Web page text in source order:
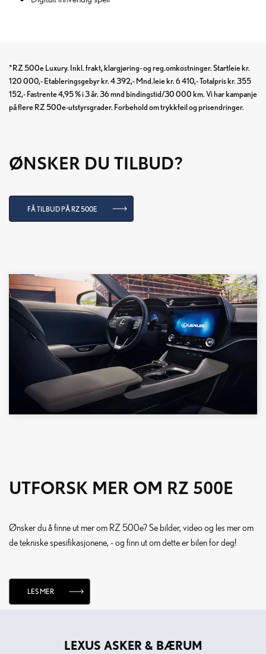
*RZ 500e Luxury. Inkl. frakt, klargjøring- og reg.omkostninger. Startleie kr.
120 000,- Etableringsgebyr kr. 4 392,- Mnd.leie kr. 6 410,- Totalpris kr. 355
152,- Fastrente 4,95 % i 3 år. 36 mnd bindingstid/30 000 km. Vi har kampanje
på flere RZ 500e-utstyrsgrader. Forbehold om trykkfeil og prisendringer.
ØNSKER DU TILBUD?
FÅ TILBUD PÅ RZ 500E
UTFORSK MER OM RZ 500E
Ønsker du å finne ut mer om RZ 500e? Se bilder, video og les mer om
de tekniske spesifikasjonene, - og finn ut om dette er bilen for deg!
LES MER
LEXUS ASKER & BÆRUM